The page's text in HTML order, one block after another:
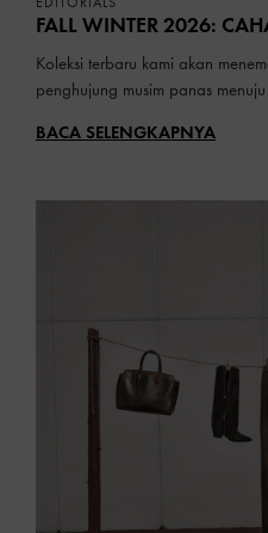
FALL WINTER 2026:
Koleksi terbaru kami akan
penghujung musim panas
BACA SELENGKAPNYA